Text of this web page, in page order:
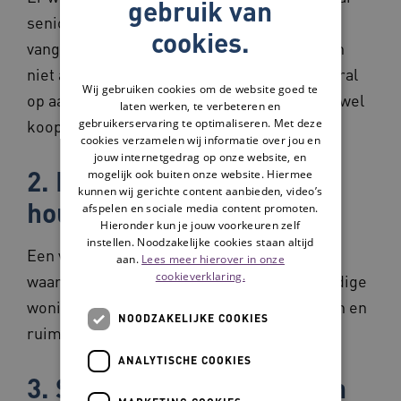
seniorvriendelijke woningen op te kunnen
vangen. Daarom moeten woonprojecten zich
niet alleen richten op nieuwbouw, maar vooral
op aanpassingen in bestaande woningen, zowel
koop- als huurhuizen.
2. Mogelijkheden van co-
housing (samen wonen);
Een vorm van gemeenschappelijk wonen
waarbij ieder huishouden over een zelfstandige
woning beschikt en daarnaast voorzieningen en
ruimten deelt.
3. Stimuleren van ouderen
gebruik van
cookies.
Wij gebruiken cookies om de website goed te
laten werken, te verbeteren en
gebruikerservaring te optimaliseren. Met deze
cookies verzamelen wij informatie over jou en
jouw internetgedrag op onze website, en
mogelijk ook buiten onze website. Hiermee
kunnen wij gerichte content aanbieden, video’s
afspelen en sociale media content promoten.
Hieronder kun je jouw voorkeuren zelf
instellen. Noodzakelijke cookies staan altijd
aan. Lees meer hierover in onze
cookieverklaring.
NOODZAKELIJKE COOKIES
ANALYTISCHE COOKIES